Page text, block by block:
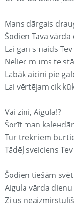
Mans dārgais
Šodien Tava vārda
Lai gan smaids
Neliec mums te
Labāk aicini pie
Lai vērtējam cik
Vai zini, Aigula!?
Šorīt man
Tur trekniem
Tādēļ sveiciens
Šodien tiešām
Aigula vārda dienu
Zilus